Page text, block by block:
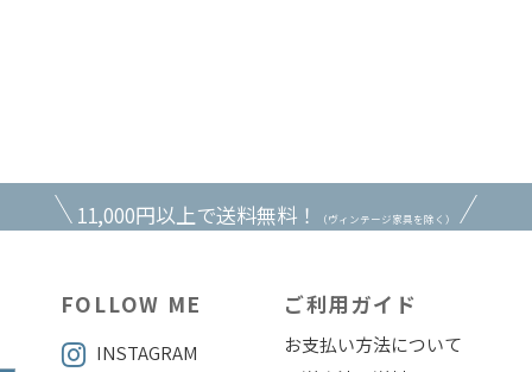
11,000円以上で送料無料！ （ヴィンテージ家具を除く）
FOLLOW ME
INSTAGRAM
ご利用ガイド
お支払い方法について